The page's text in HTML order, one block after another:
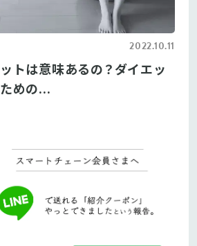
2022.10.11
トは意味あるの？ダイエッ
めの...